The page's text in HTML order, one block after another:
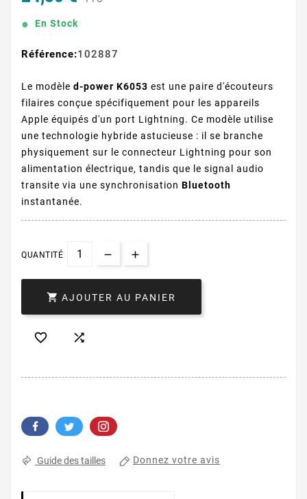
En Stock
Référence:102887
Le modèle d-power K6053 est une paire d'écouteurs
filaires conçue spécifiquement pour les appareils
Apple équipés d'un port Lightning. Ce modèle utilise
une technologie hybride astucieuse : il se branche
physiquement sur le connecteur Lightning pour son
alimentation électrique, tandis que le signal audio
transite via une synchronisation Bluetooth
instantanée.
QUANTITÉ
 AJOUTER AU PANIER
 
Guide des tailles Donnez votre avis